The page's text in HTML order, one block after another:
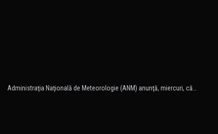
Administraţia Naţională de Meteorologie (ANM) anunţă, miercuri, că…